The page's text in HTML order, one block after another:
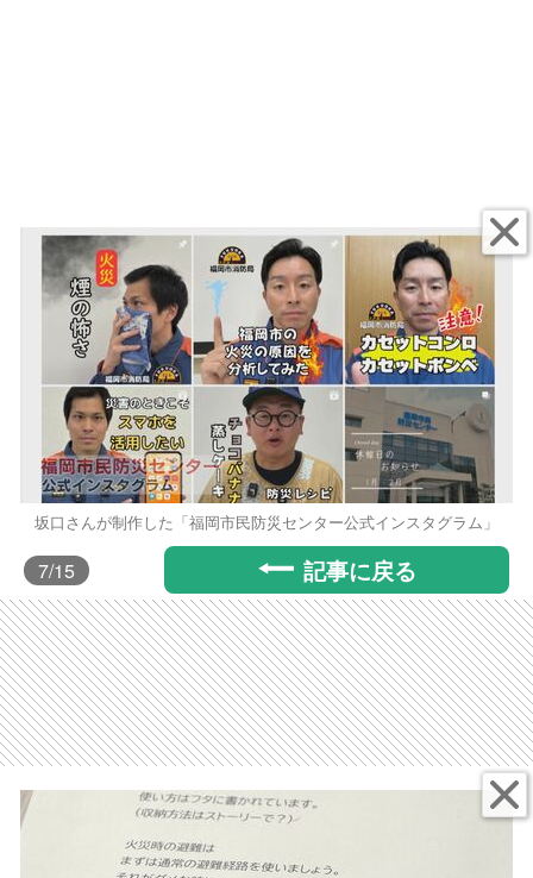
坂口さんが制作した「福岡市民防災センター公式インスタグラム」
7/15 記事に戻る